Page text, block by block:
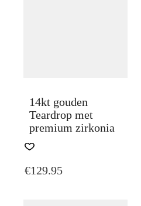
14kt gouden
Teardrop met
premium zirkonia
€129.95